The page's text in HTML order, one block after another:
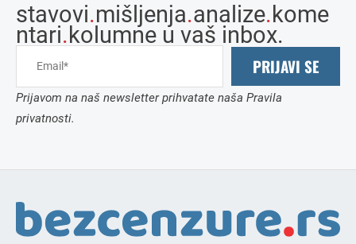
stavovi.mišljenja.analize.kome
ntari.kolumne u vaš inbox.
PRIJAVI SE
Prijavom na naš newsletter prihvatate naša Pravila
privatnosti.